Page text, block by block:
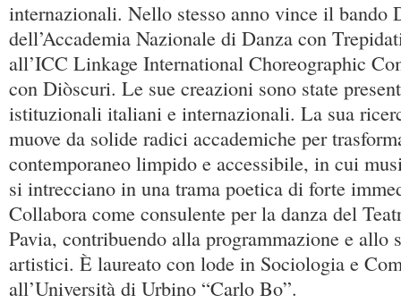
internazionali. Nello stesso anno vince il bando
dell’Accademia Nazionale di Danza con
all’ICC Linkage International Choreographic
con Diòscuri. Le sue creazioni sono state
istituzionali italiani e internazionali. La sua
muove da solide radici accademiche per
contemporaneo limpido e accessibile, in cui
si intrecciano in una trama poetica di forte
Collabora come consulente per la danza del
Pavia, contribuendo alla programmazione e allo
artistici. È laureato con lode in Sociologia e
all’Università di Urbino “Carlo Bo”.